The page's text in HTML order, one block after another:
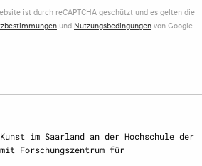
ist durch reCAPTCHA geschützt und es gelten die
und Nutzungsbedingungenvon Google.
im Saarland an der Hochschule der
Forschungszentrum für